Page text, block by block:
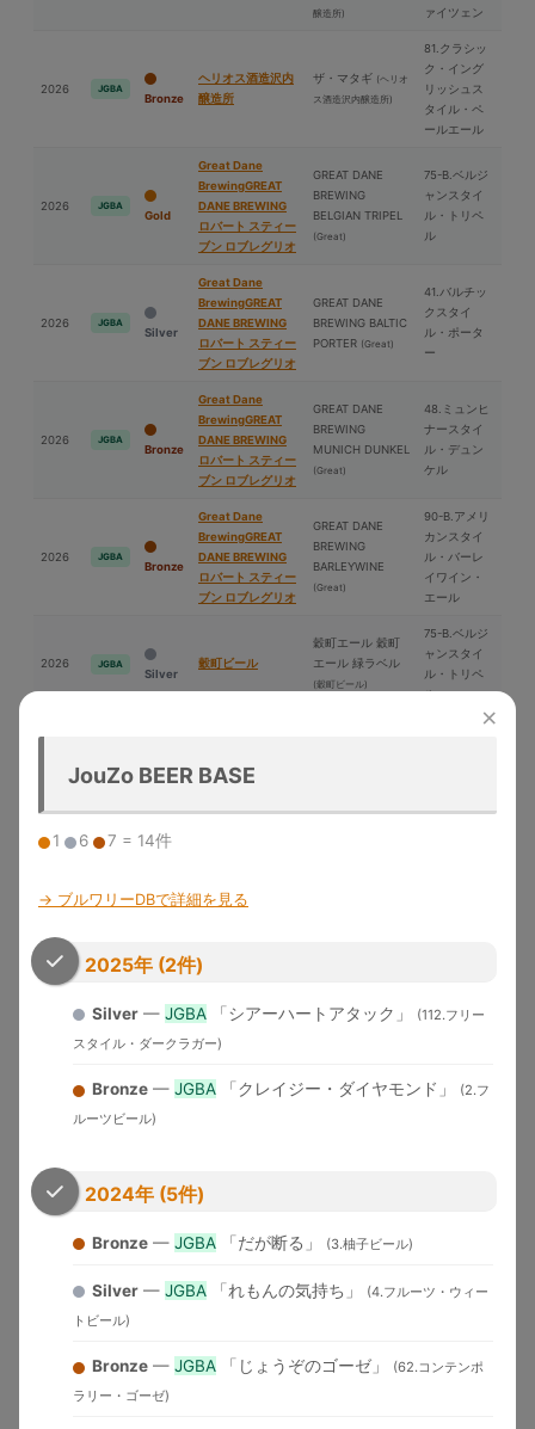
醸造所)
ァイツェン
2026 JGBA
Bronze
ヘリオス酒造沢内
醸造所
ザ・マタギ (ヘリオ
ス酒造沢内醸造所)
81.クラシッ
ク・イング
リッシュス
タイル・ペ
ールエール
2026 JGBA
Gold
Great Dane
BrewingGREAT
DANE BREWING
ロバート スティー
ブン ロブレグリオ
GREAT DANE
BREWING
BELGIAN TRIPEL
(Great)
75-B.ベルジ
ャンスタイ
ル・トリペ
ル
2026 JGBA
Silver
Great Dane
BrewingGREAT
DANE BREWING
ロバート スティー
ブン ロブレグリオ
GREAT DANE
BREWING BALTIC
PORTER (Great)
41.バルチッ
クスタイ
ル・ポータ
ー
2026 JGBA
Bronze
Great Dane
BrewingGREAT
DANE BREWING
ロバート スティー
ブン ロブレグリオ
GREAT DANE
BREWING
MUNICH DUNKEL
(Great)
48.ミュンヒ
ナースタイ
ル・デュン
ケル
2026 JGBA
Bronze
Great Dane
BrewingGREAT
DANE BREWING
ロバート スティー
ブン ロブレグリオ
GREAT DANE
BREWING
BARLEYWINE
(Great)
90-B.アメリ
カンスタイ
ル・バーレ
イワイン・
エール
2026 JGBA
Silver
穀町ビール
穀町エール 穀町
エール 緑ラベル
(穀町ビール)
75-B.ベルジ
ャンスタイ
ル・トリペ
ル
JGBA
Silver
ンジニアリング
ル
← 1 2 3
×
JouZo BEER BASE
1 6 7 = 14件
→ ブルワリーDBで詳細を見る
2025年 (2件)
Silver— JGBA「シアーハートアタック」
(112.フリー
スタイル・ダークラガー)
Bronze— JGBA「クレイジー・ダイヤモンド」
(2.フ
ルーツビール)
2024年 (5件)
Bronze— JGBA「だが断る」 (3.柚子ビール)
Silver— JGBA「れもんの気持ち」
(4.フルーツ・ウィー
トビール)
Bronze— JGBA「じょうぞのゴーゼ」
(62.コンテンポ
ラリー・ゴーゼ)
関連ツール： ブルワリーデータベース
スタイルガイド
｜テイスティングノート
ル完全ガイド｜ 日本クラフトビール5大トレンド
大会名
Beer Festival
2025
（米国）
Gold/Silver/Bronze授与
Beer Awards
2025
ン（豪
州）
コンペ